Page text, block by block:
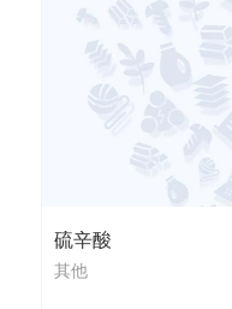
硫辛酸
其他